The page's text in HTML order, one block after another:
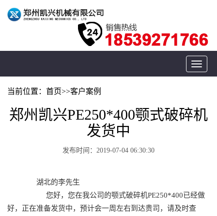
Toggle
当前位置： 首页>>客户案例
郑州凯兴PE250*400颚式破碎机
发货中
发布时间：2019-07-04 06:30:30
湖北的李先生
您好，您在我公司的颚式破碎机PE250*400已经做
好，正在准备发货中，预计会一周左右到达贵司，请及时查